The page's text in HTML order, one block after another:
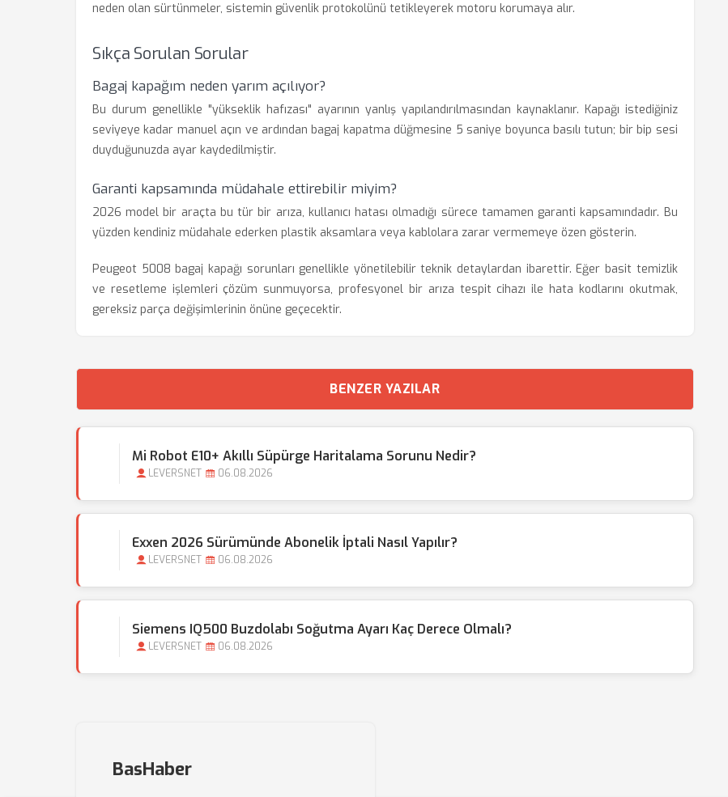
neden olan sürtünmeler, sistemin güvenlik protokolünü tetikleyerek motoru korumaya alır.
Sıkça Sorulan Sorular
Bagaj kapağım neden yarım açılıyor?
Bu durum genellikle "yükseklik hafızası" ayarının yanlış yapılandırılmasından kaynaklanır. Kapağı istediğiniz
seviyeye kadar manuel açın ve ardından bagaj kapatma düğmesine 5 saniye boyunca basılı tutun; bir bip sesi
duyduğunuzda ayar kaydedilmiştir.
Garanti kapsamında müdahale ettirebilir miyim?
2026 model bir araçta bu tür bir arıza, kullanıcı hatası olmadığı sürece tamamen garanti kapsamındadır. Bu
yüzden kendiniz müdahale ederken plastik aksamlara veya kablolara zarar vermemeye özen gösterin.
Peugeot 5008 bagaj kapağı sorunları genellikle yönetilebilir teknik detaylardan ibarettir. Eğer basit temizlik
ve resetleme işlemleri çözüm sunmuyorsa, profesyonel bir arıza tespit cihazı ile hata kodlarını okutmak,
gereksiz parça değişimlerinin önüne geçecektir.
BENZER YAZILAR
Mi Robot E10+ Akıllı Süpürge Haritalama Sorunu Nedir?
LEVERSNET 06.08.2026
Exxen 2026 Sürümünde Abonelik İptali Nasıl Yapılır?
LEVERSNET 06.08.2026
Siemens IQ500 Buzdolabı Soğutma Ayarı Kaç Derece Olmalı?
LEVERSNET 06.08.2026
BasHaber